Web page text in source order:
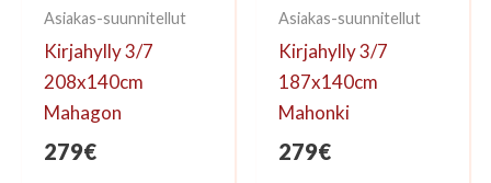
Asiakas-suunnitellut
Kirjahylly 3/7
208x140cm
Mahagon
279€
Asiakas-suunnitellut
Kirjahylly 3/7
187x140cm
Mahonki
279€